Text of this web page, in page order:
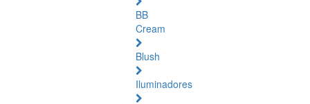
BB
Cream
Blush
Iluminadores